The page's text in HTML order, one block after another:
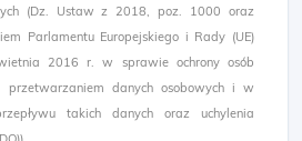
(Dz. Ustaw z 2018, poz. 1000 oraz
Parlamentu Europejskiego i Rady (UE)
2016 r. w sprawie ochrony osób
danych osobowych i w
takich danych oraz uchylenia